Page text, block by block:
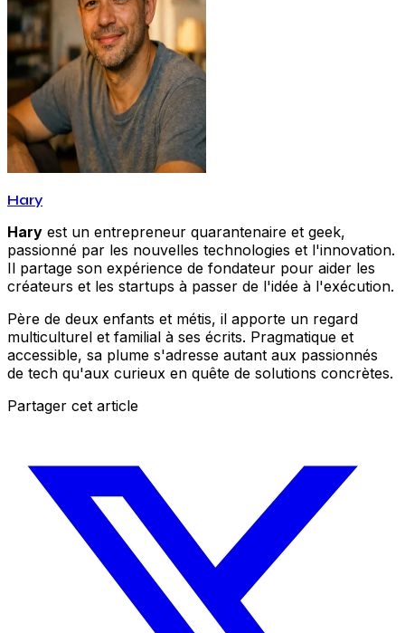
Hary
Hary est un entrepreneur quarantenaire et geek,
passionné par les nouvelles technologies et l'innovation.
Il partage son expérience de fondateur pour aider les
créateurs et les startups à passer de l'idée à l'exécution.
Père de deux enfants et métis, il apporte un regard
multiculturel et familial à ses écrits. Pragmatique et
accessible, sa plume s'adresse autant aux passionnés
de tech qu'aux curieux en quête de solutions concrètes.
Partager cet article